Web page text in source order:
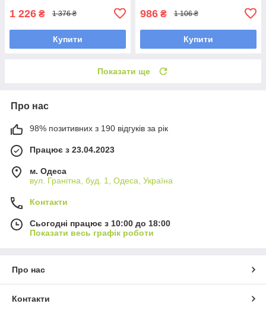
1 226 ₴ 1 376 ₴
Купити
986 ₴ 1 106 ₴
Купити
Показати ще
Про нас
98% позитивних з 190 відгуків за рік
Працює з 23.04.2023
м. Одеса
вул. Гранітна, буд. 1, Одеса, Україна
Контакти
Сьогодні працює з 10:00 до 18:00
Показати весь графік роботи
Про нас
Контакти